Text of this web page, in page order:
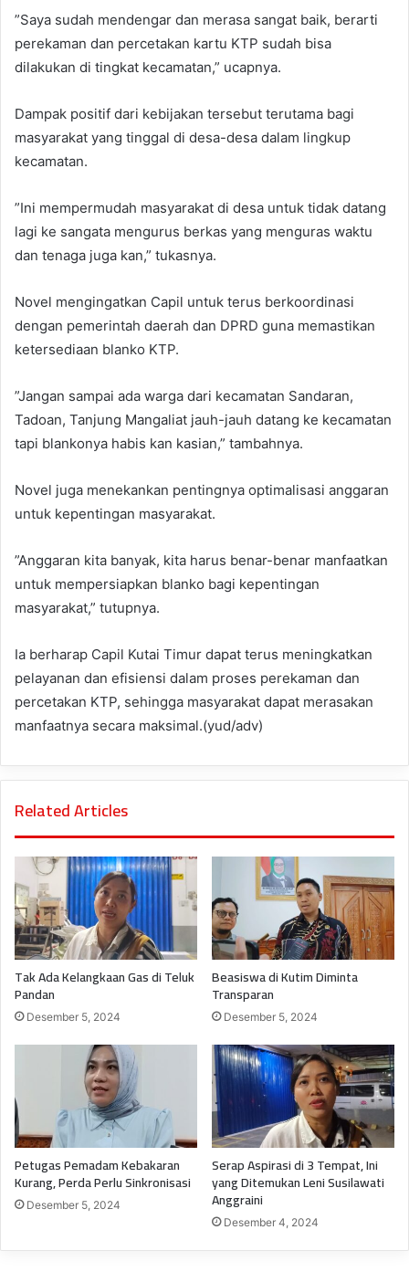
”Saya sudah mendengar dan merasa sangat baik, berarti
perekaman dan percetakan kartu KTP sudah bisa
dilakukan di tingkat kecamatan,” ucapnya.
Dampak positif dari kebijakan tersebut terutama bagi
masyarakat yang tinggal di desa-desa dalam lingkup
kecamatan.
”Ini mempermudah masyarakat di desa untuk tidak datang
lagi ke sangata mengurus berkas yang menguras waktu
dan tenaga juga kan,” tukasnya.
Novel mengingatkan Capil untuk terus berkoordinasi
dengan pemerintah daerah dan DPRD guna memastikan
ketersediaan blanko KTP.
”Jangan sampai ada warga dari kecamatan Sandaran,
Tadoan, Tanjung Mangaliat jauh-jauh datang ke kecamatan
tapi blankonya habis kan kasian,” tambahnya.
Novel juga menekankan pentingnya optimalisasi anggaran
untuk kepentingan masyarakat.
”Anggaran kita banyak, kita harus benar-benar manfaatkan
untuk mempersiapkan blanko bagi kepentingan
masyarakat,” tutupnya.
Ia berharap Capil Kutai Timur dapat terus meningkatkan
pelayanan dan efisiensi dalam proses perekaman dan
percetakan KTP, sehingga masyarakat dapat merasakan
manfaatnya secara maksimal.(yud/adv)
Related Articles
Tak Ada Kelangkaan Gas di Teluk
Pandan
Desember 5, 2024
Beasiswa di Kutim Diminta
Transparan
Desember 5, 2024
Petugas Pemadam Kebakaran
Kurang, Perda Perlu Sinkronisasi
Desember 5, 2024
Serap Aspirasi di 3 Tempat, Ini
yang Ditemukan Leni Susilawati
Anggraini
Desember 4, 2024